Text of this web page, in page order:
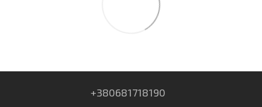
+380681718190